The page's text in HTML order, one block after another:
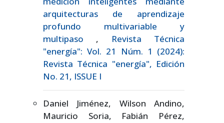
arquitecturas de aprendizaje
profundo multivariable y
multipaso ,
Revista Técnica
"energía": Vol. 21 Núm. 1 (2024):
Revista Técnica "energía", Edición
No. 21, ISSUE I
Daniel Jiménez, Wilson Andino,
Mauricio Soria, Fabián Pérez,